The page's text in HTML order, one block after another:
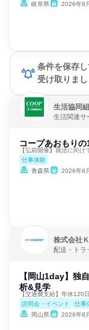
岐阜県
2026年8
条件を保存
受け取りまし
生活協同
生活関連サ
コープあおもり
【弘前開催】就活に向け
仕事体験
青森県
2026年8
株式会社
配送・トラ
【岡山1day】独
析&見学
【交通費支給】年休120
説明会・イベント
仕事
岡山県
2026年8